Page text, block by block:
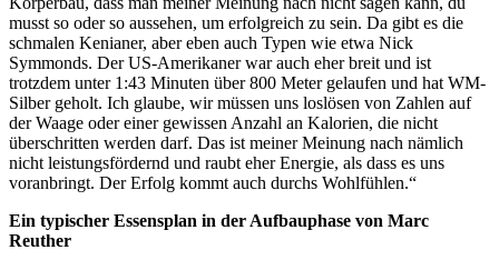
musst so oder so aussehen, um erfolgreich zu sein. Da gibt es die
schmalen Kenianer, aber eben auch Typen wie etwa Nick
Symmonds. Der US-Amerikaner war auch eher breit und ist
trotzdem unter 1:43 Minuten über 800 Meter gelaufen und hat WM-
Silber geholt. Ich glaube, wir müssen uns loslösen von Zahlen auf
der Waage oder einer gewissen Anzahl an Kalorien, die nicht
überschritten werden darf. Das ist meiner Meinung nach nämlich
nicht leistungsfördernd und raubt eher Energie, als dass es uns
voranbringt. Der Erfolg kommt auch durchs Wohlfühlen.“
Ein typischer Essensplan in der Aufbauphase von Marc
Reuther